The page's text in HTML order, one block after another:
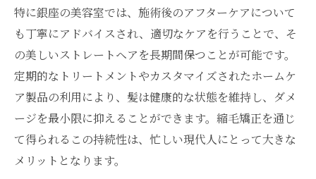
特に銀座の美容室では、施術後のアフターケアについて
も丁寧にアドバイスされ、適切なケアを行うことで、そ
の美しいストレートヘアを長期間保つことが可能です。
定期的なトリートメントやカスタマイズされたホームケ
ア製品の利用により、髪は健康的な状態を維持し、ダメ
ージを最小限に抑えることができます。縮毛矯正を通じ
て得られるこの持続性は、忙しい現代人にとって大きな
メリットとなります。